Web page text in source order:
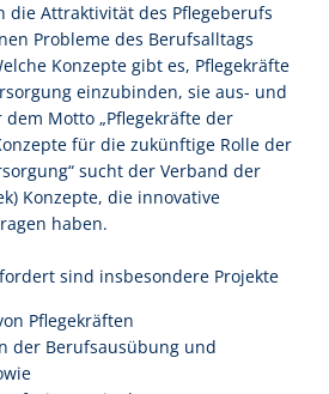
die Attraktivität des Pflegeberufs
Probleme des Berufsalltags
Konzepte gibt es, Pflegekräfte
einzubinden, sie aus- und
Motto „Pflegekräfte der
für die zukünftige Rolle der
sucht der Verband der
Konzepte, die innovative
haben.
sind insbesondere Projekte
Pflegekräften
der Berufsausübung und